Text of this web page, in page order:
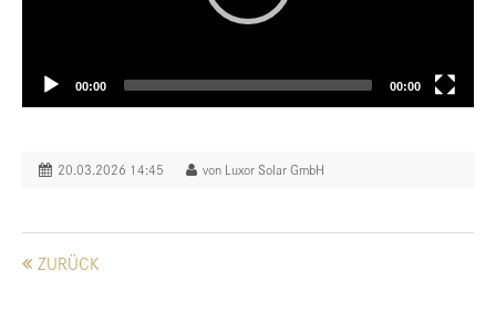
00:00 00:00
20.03.2026 14:45 von Luxor Solar GmbH
ZURÜCK